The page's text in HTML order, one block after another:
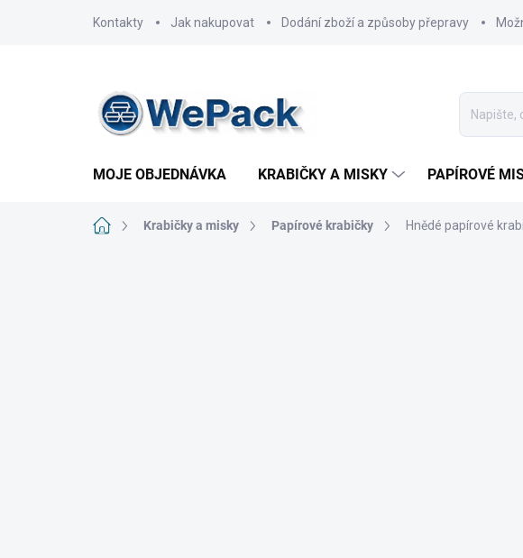
Kontakty Jak nakupovat Dodání zboží a způsoby přepravy
MOJE OBJEDNÁVKA KRABIČKY A MISKY PAPÍROVÉ
Domů Krabičky a misky Papírové krabičky Hnědé papírové